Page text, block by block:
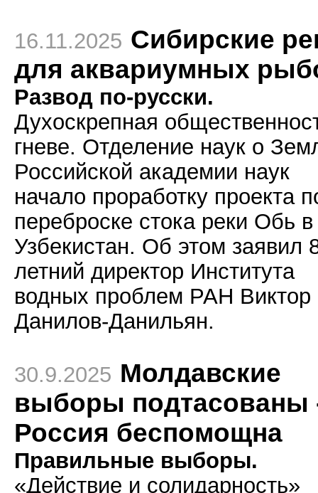
16.11.2025 Сибирские
для аквариумных
Развод по-русски.
Духоскрепная
гневе. Отделение наук о
Российской академии наук
начало проработку проекта
переброске стока реки Обь в
Узбекистан. Об этом заявил
летний директор Института
водных проблем РАН Виктор
Данилов-Данильян.
30.9.2025 Молдавские
выборы подтасованы
Россия беспомощна
Правильные выборы.
«Действие и солидарность»